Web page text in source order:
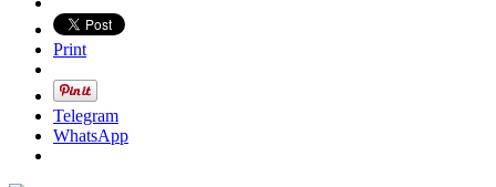
Print
Telegram
WhatsApp